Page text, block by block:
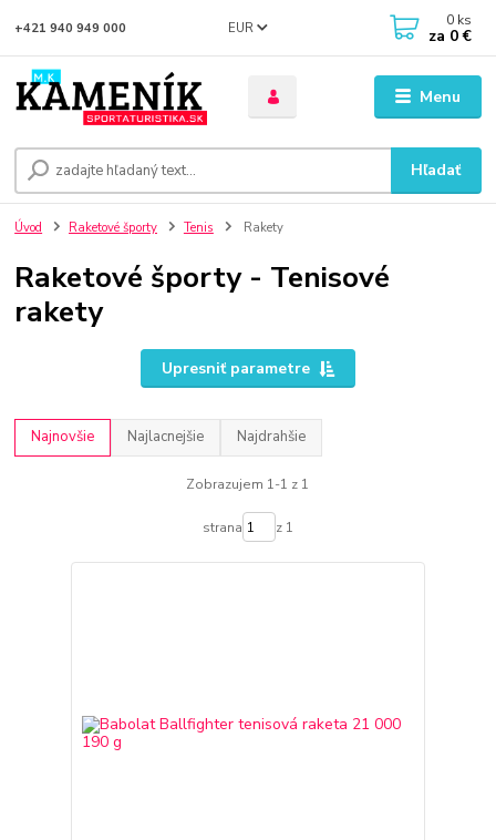
Menu
EUR
Hľadať
+421 940 949 000 0 ks
za 0 €
Úvod Raketové športy Tenis Rakety
Raketové športy - Tenisové
rakety
Upresniť parametre
Najnovšie Najlacnejšie Najdrahšie
Zobrazujem 1-1 z 1
strana z 1